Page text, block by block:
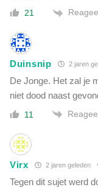
21
Duinsnip 2 jaren
De Jonge. Het zal je
niet dood naast
11
Virx 2 jaren geleden
Tegen dit sujet werd